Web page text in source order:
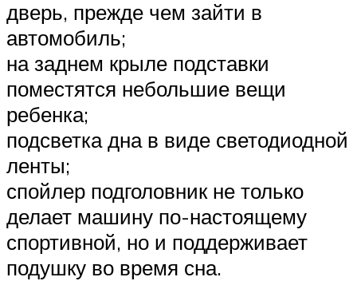
дверь, прежде чем зайти в
автомобиль;
на заднем крыле подставки
поместятся небольшие вещи
ребенка;
подсветка дна в виде светодиодной
ленты;
спойлер подголовник не только
делает машину по-настоящему
спортивной, но и поддерживает
подушку во время сна.